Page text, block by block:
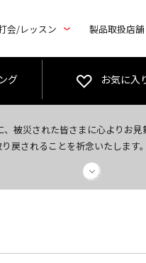
会/レッスン 製品取扱店舗
グ お気に入
被災された皆さまに心よりお見
戻されることを祈念いたします。
＞